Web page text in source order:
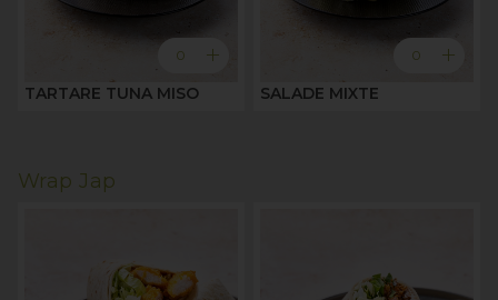
0 add
TARTARE TUNA MISO
0 add
SALADE MIXTE
Wrap Jap